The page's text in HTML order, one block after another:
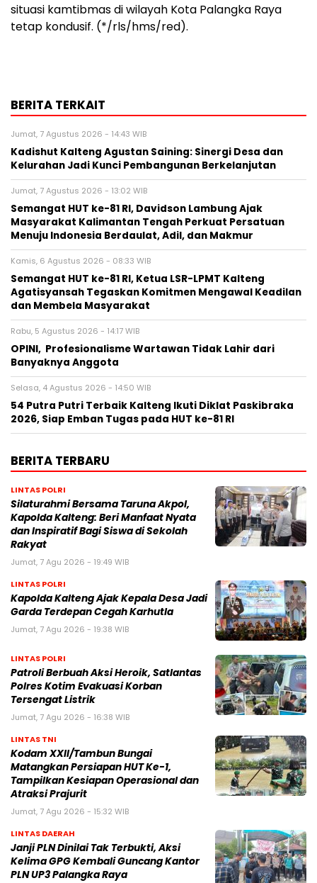
situasi kamtibmas di wilayah Kota Palangka Raya
tetap kondusif. (*/rls/hms/red).
BERITA TERKAIT
Jumat, 7 Agustus 2026 - 14:43 WIB
Kadishut Kalteng Agustan Saining: Sinergi Desa dan
Kelurahan Jadi Kunci Pembangunan Berkelanjutan
Jumat, 7 Agustus 2026 - 13:02 WIB
Semangat HUT ke-81 RI, Davidson Lambung Ajak
Masyarakat Kalimantan Tengah Perkuat Persatuan
Menuju Indonesia Berdaulat, Adil, dan Makmur
Kamis, 6 Agustus 2026 - 08:33 WIB
Semangat HUT ke-81 RI, Ketua LSR-LPMT Kalteng
Agatisyansah Tegaskan Komitmen Mengawal Keadilan
dan Membela Masyarakat
Rabu, 5 Agustus 2026 - 14:17 WIB
OPINI, Profesionalisme Wartawan Tidak Lahir dari
Banyaknya Anggota
Selasa, 4 Agustus 2026 - 14:50 WIB
54 Putra Putri Terbaik Kalteng Ikuti Diklat Paskibraka
2026, Siap Emban Tugas pada HUT ke-81 RI
BERITA TERBARU
LINTAS POLRI
Silaturahmi Bersama Taruna Akpol,
Kapolda Kalteng: Beri Manfaat Nyata
dan Inspiratif Bagi Siswa di Sekolah
Rakyat
Jumat, 7 Agu 2026 - 19:49 WIB
LINTAS POLRI
Kapolda Kalteng Ajak Kepala Desa Jadi
Garda Terdepan Cegah Karhutla
Jumat, 7 Agu 2026 - 19:38 WIB
LINTAS POLRI
Patroli Berbuah Aksi Heroik, Satlantas
Polres Kotim Evakuasi Korban
Tersengat Listrik
Jumat, 7 Agu 2026 - 16:38 WIB
LINTAS TNI
Kodam XXII/Tambun Bungai
Matangkan Persiapan HUT Ke-1,
Tampilkan Kesiapan Operasional dan
Atraksi Prajurit
Jumat, 7 Agu 2026 - 15:32 WIB
LINTAS DAERAH
Janji PLN Dinilai Tak Terbukti, Aksi
Kelima GPG Kembali Guncang Kantor
PLN UP3 Palangka Raya